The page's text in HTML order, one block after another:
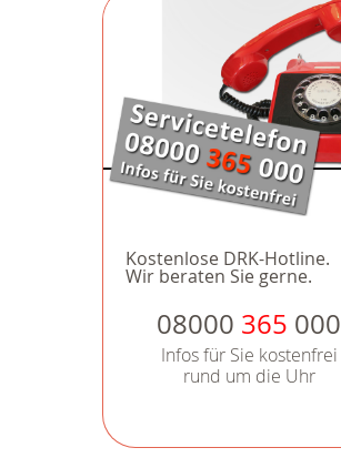
Kostenlose DRK-Hotline.
Wir beraten Sie gerne.
08000 365 000
Infos für Sie kostenfrei
rund um die Uhr